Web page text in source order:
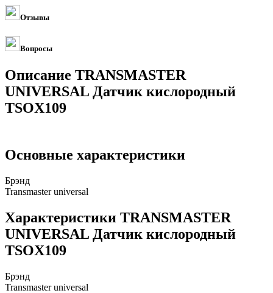
Отзывы
Вопросы
Описание TRANSMASTER
UNIVERSAL Датчик кислородный
TSOX109
Основные характеристики
Брэнд
Transmaster universal
Характеристики TRANSMASTER
UNIVERSAL Датчик кислородный
TSOX109
Брэнд
Transmaster universal